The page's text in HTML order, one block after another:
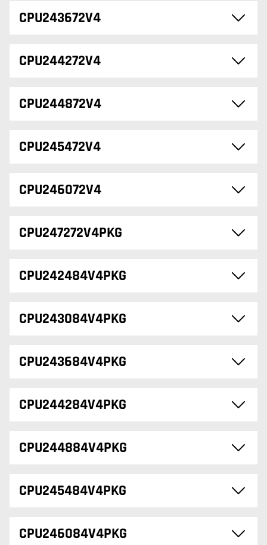
CPU243672V4
CPU244272V4
CPU244872V4
CPU245472V4
CPU246072V4
CPU247272V4PKG
CPU242484V4PKG
CPU243084V4PKG
CPU243684V4PKG
CPU244284V4PKG
CPU244884V4PKG
CPU245484V4PKG
CPU246084V4PKG